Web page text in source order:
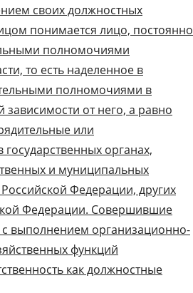
своих должностных
понимается лицо, постоянно
полномочиями
то есть наделенное в
полномочиями в
от него, а равно
или
органах,
и муниципальных
Федерации, других
Федерации. Совершившие
выполнением организационно-
функций
как должностные